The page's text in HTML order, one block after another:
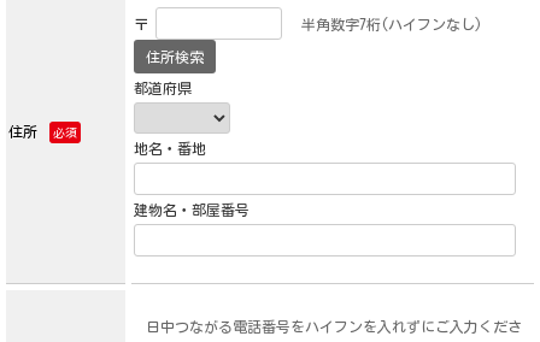
住所 必須
〒 半角数字7桁(ハイフンなし)
都道府県
地名・番地
建物名・部屋番号
日中つながる電話番号をハイフンを入れずにご入力くださ